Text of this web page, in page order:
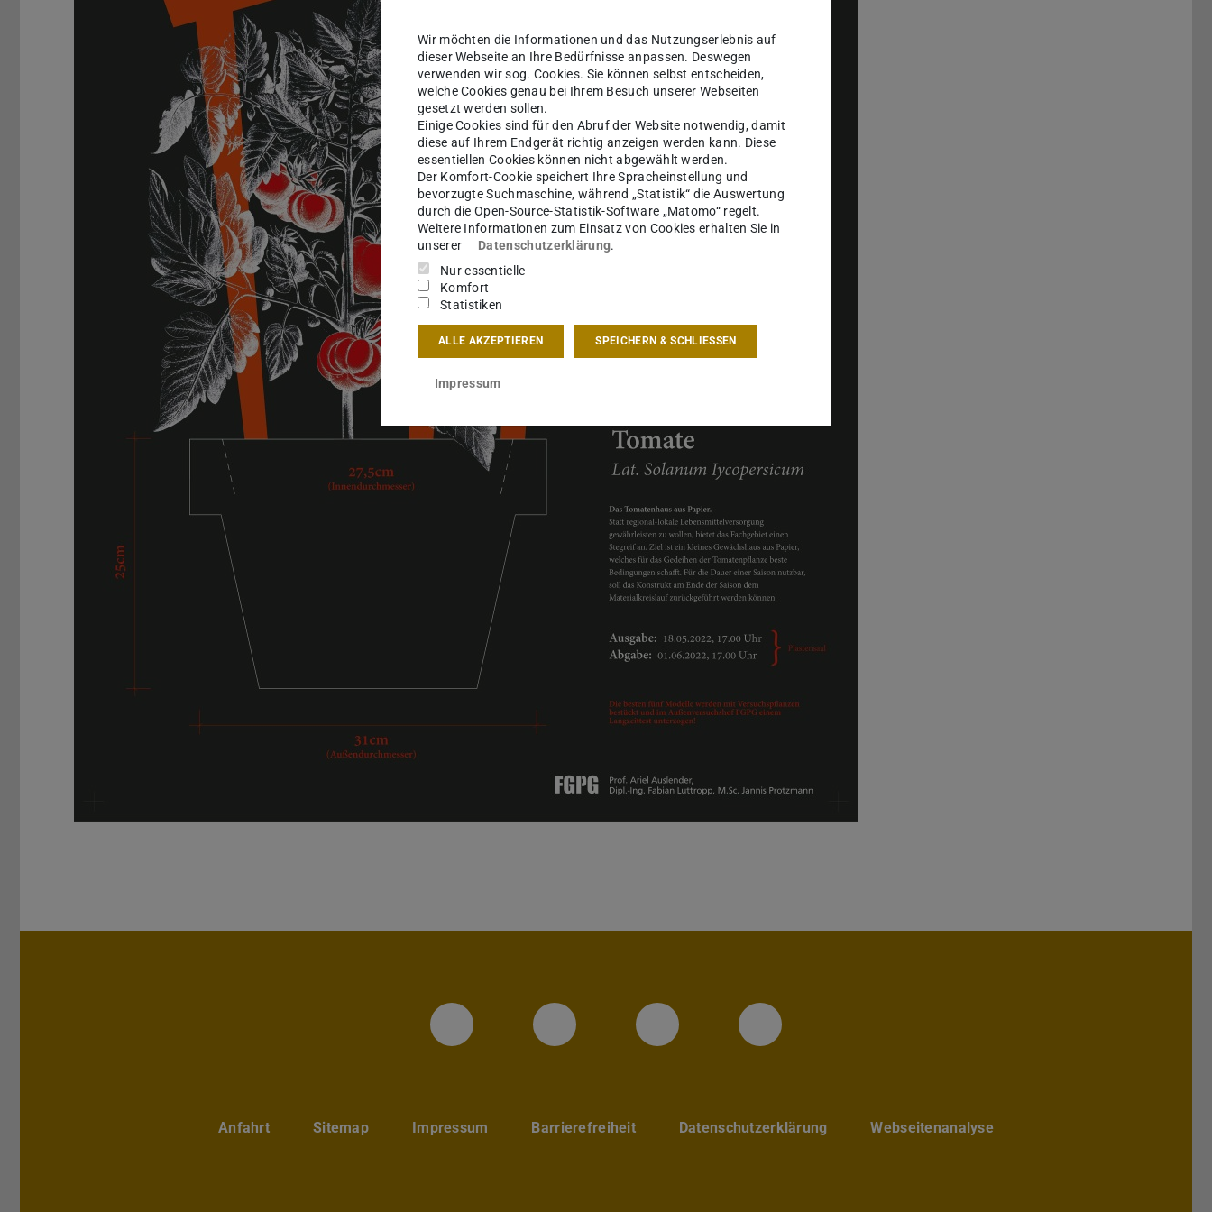
Instagram-Seite des Fachbereichs Architektur
LinkedIn-Profil des Fachbereichs Architektur
Facebook-Seite des Fachbereichs Architektur
YouTube-Kanal des Fachbereich
Anfahrt Sitemap Impressum Barrierefreiheit Datenschutzerklärung Webseitenanalyse
Wir möchten die Informationen und das Nutzungserlebnis auf
dieser Webseite an Ihre Bedürfnisse anpassen. Deswegen
verwenden wir sog. Cookies. Sie können selbst entscheiden,
welche Cookies genau bei Ihrem Besuch unserer Webseiten
gesetzt werden sollen.
Einige Cookies sind für den Abruf der Website notwendig, damit
diese auf Ihrem Endgerät richtig anzeigen werden kann. Diese
essentiellen Cookies können nicht abgewählt werden.
Der Komfort-Cookie speichert Ihre Spracheinstellung und
bevorzugte Suchmaschine, während „Statistik“ die Auswertung
durch die Open-Source-Statistik-Software „Matomo“ regelt.
Weitere Informationen zum Einsatz von Cookies erhalten Sie in
unserer
Datenschutzerklärung.
Nur essentielle
Komfort
Statistiken
ALLE AKZEPTIEREN SPEICHERN & SCHLIESSEN
Impressum